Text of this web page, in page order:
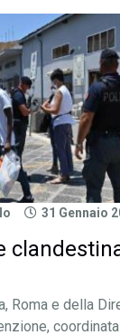
31 Gennaio
Roma e della